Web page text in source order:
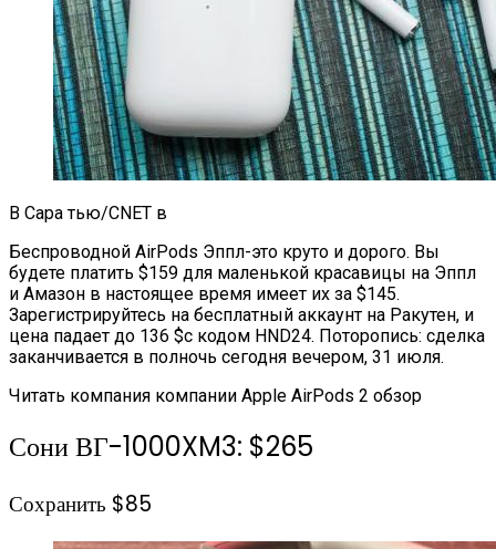
В Сара тью/CNET в
Беспроводной AirPods Эппл-это круто и дорого. Вы
будете платить $159 для маленькой красавицы на Эппл
и Амазон в настоящее время имеет их за $145.
Зарегистрируйтесь на бесплатный аккаунт на Ракутен, и
цена падает до 136 $с кодом HND24. Поторопись: сделка
заканчивается в полночь сегодня вечером, 31 июля.
Читать компания компании Apple AirPods 2 обзор
Сони ВГ-1000XM3: $265
Сохранить $85